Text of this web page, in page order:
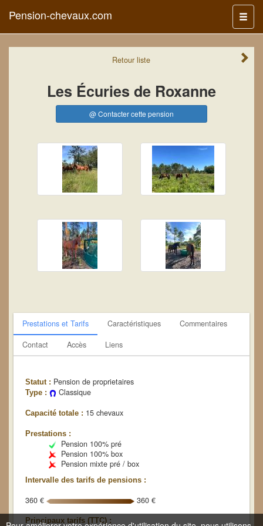
Menu
Pension-chevaux.com
Retourliste
Les Écuries de Roxanne
@ Contacter cette pension
Prestations et Tarifs Caractéristiques
Commentaires
Contact
Accès Liens
Statut : Pension de proprietaires
Type : Classique
Capacité totale : 15 chevaux
Prestations :
Pension 100% pré
Pension 100% box
Pension mixte pré / box
Intervalle des tarifs de pensions :
360 € 360 €
Principaux tarifs (TTC) :